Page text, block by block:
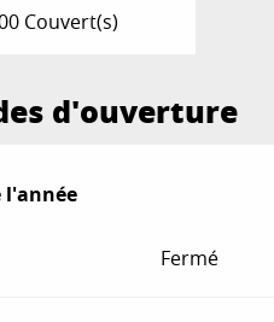
Couvert(s)
d'ouverture
l'année
l'année
Fermé